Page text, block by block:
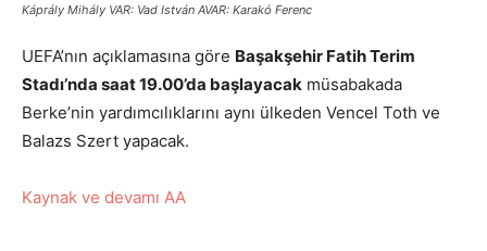
Káprály Mihály VAR: Vad István AVAR: Karakó Ferenc
UEFA’nın açıklamasına göre Başakşehir Fatih Terim
Stadı’nda saat 19.00’da başlayacak müsabakada
Berke’nin yardımcılıklarını aynı ülkeden Vencel Toth ve
Balazs Szert yapacak.
Kaynak ve devamı AA